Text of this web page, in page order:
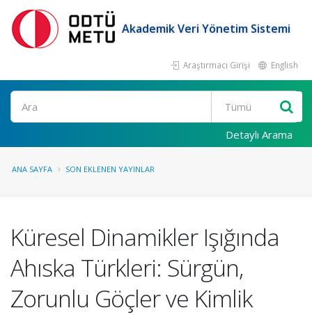
Akademik Veri Yönetim Sistemi
Araştırmacı Girişi English
Ara
Detaylı Arama
ANA SAYFA SON EKLENEN YAYINLAR
Küresel Dinamikler Işığında
Ahıska Türkleri: Sürgün,
Zorunlu Göçler ve Kimlik